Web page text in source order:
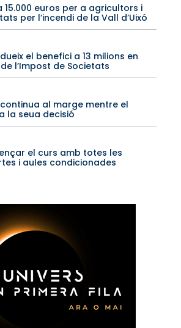
15.000 euros per a agricultors i
per l’incendi de la Vall d’Uixó
el benefici a 13 milions en
l’Impost de Societats
al marge mentre el
la seua decisió
el curs amb totes les
i aules condicionades